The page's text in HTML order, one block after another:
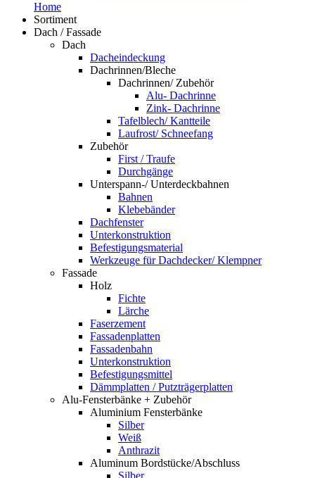
Home
Sortiment
Dach / Fassade
Dach
Dacheindeckung
Dachrinnen/Bleche
Dachrinnen/ Zubehör
Alu- Dachrinne
Zink- Dachrinne
Tafelblech/ Kantteile
Laufrost/ Schneefang
Zubehör
First / Traufe
Durchgänge
Unterspann-/ Unterdeckbahnen
Bahnen
Klebebänder
Dachfenster
Unterkonstruktion
Befestigungsmaterial
Werkzeuge für Dachdecker/ Klempner
Fassade
Holz
Fichte
Lärche
Faserzement
Fassadenplatten
Fassadenbahn
Unterkonstruktion
Befestigungsmittel
Dämmplatten / Putzträgerplatten
Alu-Fensterbänke + Zubehör
Aluminium Fensterbänke
Silber
Weiß
Anthrazit
Aluminum Bordstücke/Abschluss